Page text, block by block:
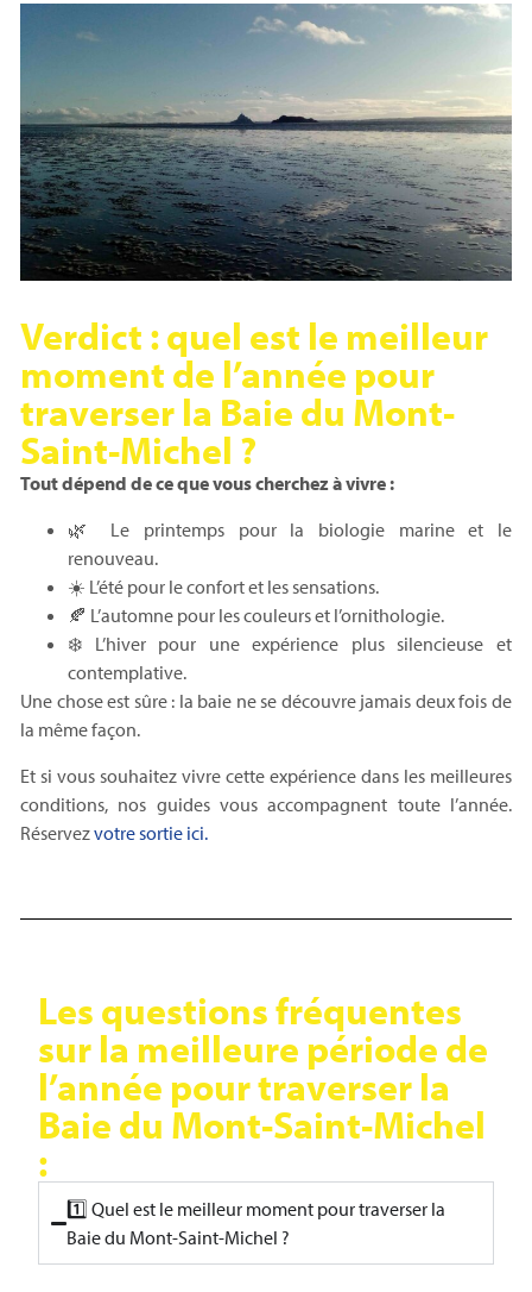
Verdict : quel est le meilleur
moment de l’année pour
traverser la Baie du Mont-
Saint-Michel ?
Tout dépend de ce que vous cherchez à vivre :
🌿 Le printemps pour la biologie marine et le
renouveau.
☀️ L’été pour le confort et les sensations.
🍂 L’automne pour les couleurs et l’ornithologie.
❄️ L’hiver pour une expérience plus silencieuse et
contemplative.
Une chose est sûre : la baie ne se découvre jamais deux fois de
la même façon.
Et si vous souhaitez vivre cette expérience dans les meilleures
conditions, nos guides vous accompagnent toute l’année.
Réservezvotre sortie ici.
Les questions fréquentes
sur la meilleure période de
l’année pour traverser la
Baie du Mont-Saint-Michel
:
1️⃣ Quel est le meilleur moment pour traverser la
Baie du Mont-Saint-Michel ?